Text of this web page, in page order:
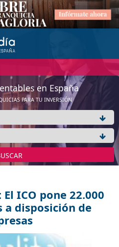
en España
PARA TU INVERSIÓN
ICO pone 22.000
a disposición de